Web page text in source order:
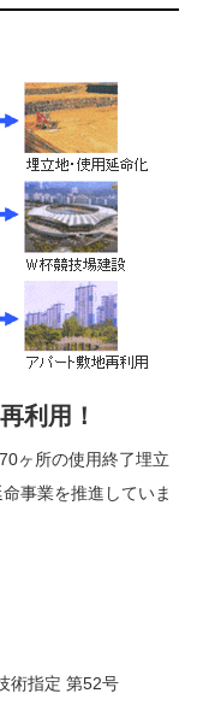
利用！
ヶ所の使用終了埋立
事業を推進していま
術指定 第52号